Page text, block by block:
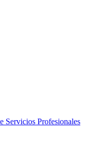
Servicios Profesionales